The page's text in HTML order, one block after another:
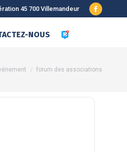
45 700 Villemandeur
Facebook
new
NOUS
: forum des associations